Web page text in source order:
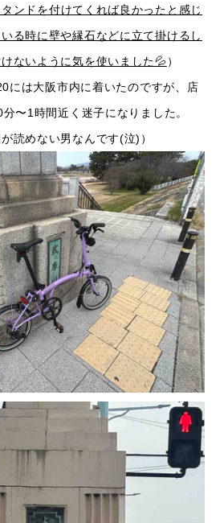
ンドを付けてくれば良かったと感じ
る時に壁や縁石などに立て掛けるし
ないように気を使いました💦）
には大阪市内に着いたのですが、店
〜1時間近く迷子になりました。
読めない男なんです(泣)）